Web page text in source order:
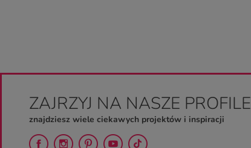
ZAJRZYJ NA NASZE PROFILE
znajdziesz wiele ciekawych projektów i inspiracji